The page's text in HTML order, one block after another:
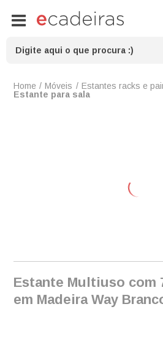
Móveis
Estantes racks e
Estante para sala
Estante Multiuso com
em Madeira Way